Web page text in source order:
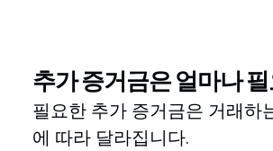
추가 증거금은 얼마나
필요한 추가 증거금은 거래하
에 따라 달라집니다.